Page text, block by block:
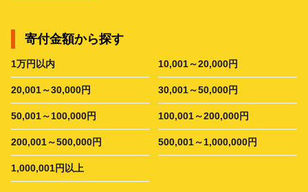
寄付金額から探す
1万円以内 10,001～20,000円
20,001～30,000円 30,001～50,000円
50,001～100,000円 100,001～200,000円
200,001～500,000円 500,001～1,000,000円
1,000,001円以上